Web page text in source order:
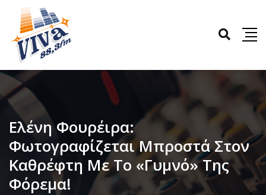
Ελένη Φουρέιρα:
Φωτογραφίζεται Μπροστά Στον
Καθρέφτη Με Το «γυμνό» Της
Φόρεμα!